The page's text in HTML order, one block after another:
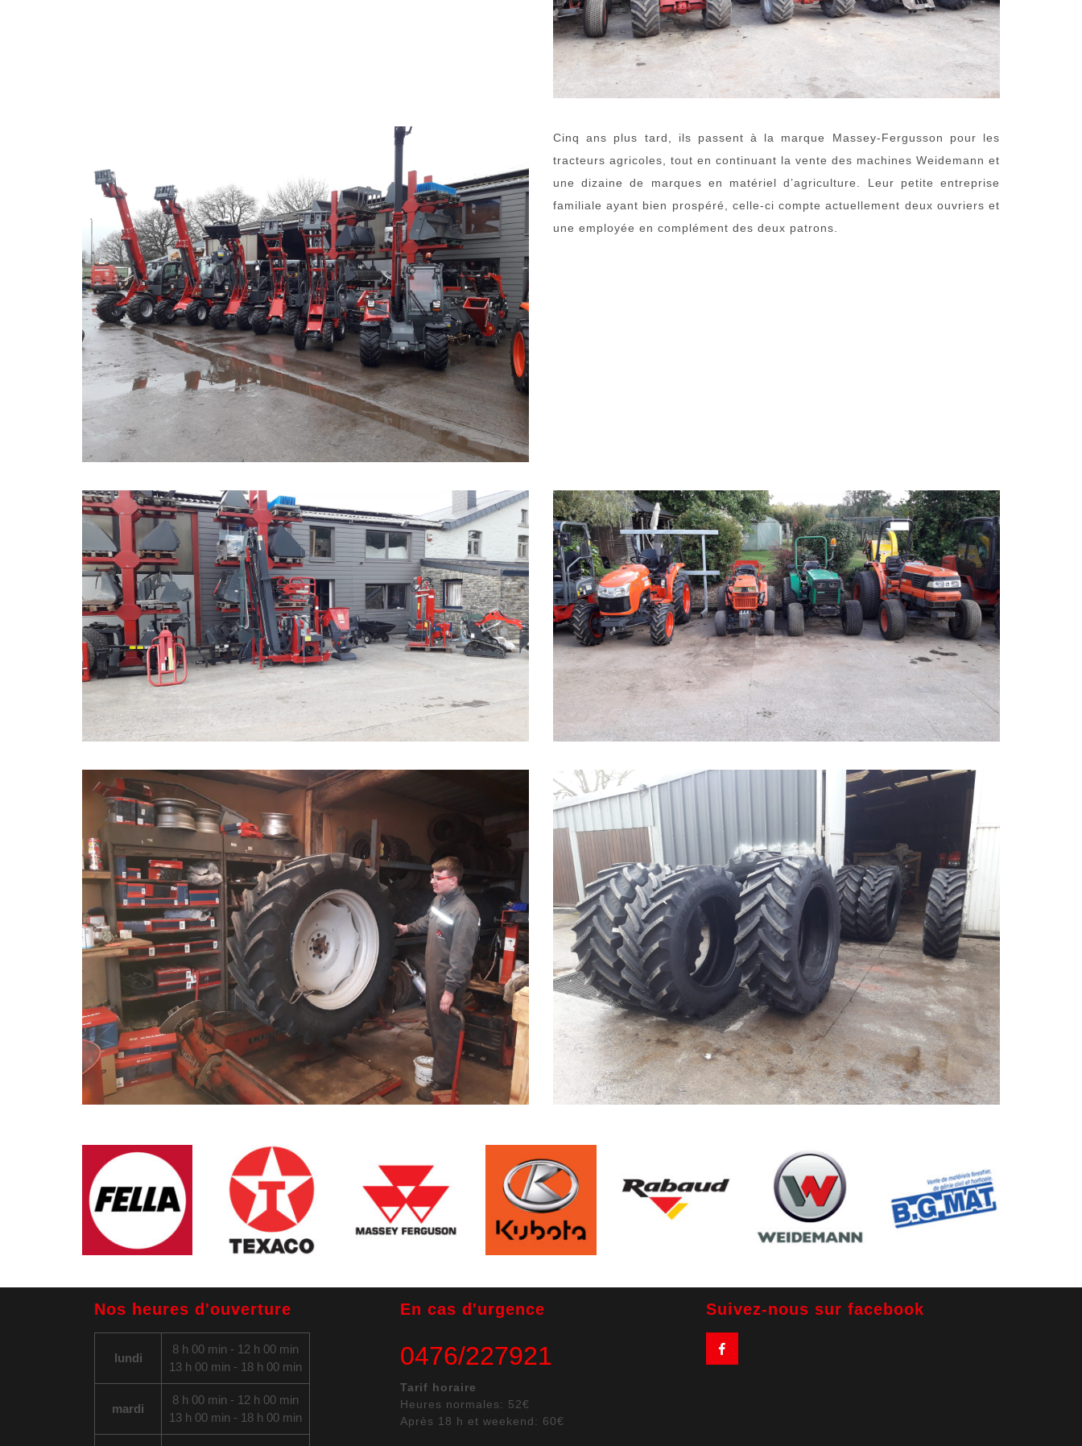
Cinq ans plus tard, ils passent à la marque Massey-Fergusson pour les
tracteurs agricoles, tout en continuant la vente des machines Weidemann et
une dizaine de marques en matériel d’agriculture. Leur petite entreprise
familiale ayant bien prospéré, celle-ci compte actuellement deux ouvriers et
une employée en complément des deux patrons.
Nos heures d'ouverture
lundi
8 h 00 min - 12 h 00 min
13 h 00 min - 18 h 00 min
mardi
8 h 00 min - 12 h 00 min
13 h 00 min - 18 h 00 min
En cas d'urgence
0476/227921
Tarif horaire
Heures normales: 52€
Après 18 h et weekend: 60€
Suivez-nous sur facebook